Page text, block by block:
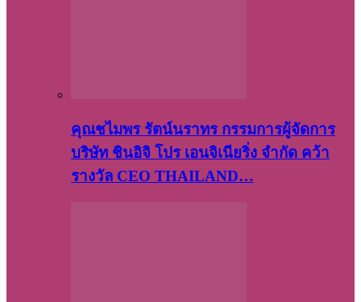
คุณชไมพร​ รัตน์​นรา​ทร​ กรรมการ​ผู้จัดการ
บริษัท​ ชินอิจิ​ โปร​ เอน​จิเนีย​ริ่ง​ จำกัด คว้า
รางวัล CEO THAILAND…